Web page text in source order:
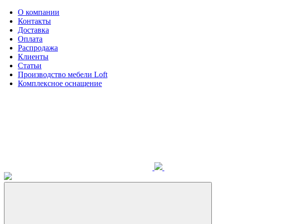
О компании
Контакты
Доставка
Оплата
Распродажа
Клиенты
Статьи
Производство мебели Loft
Комплексное оснащение